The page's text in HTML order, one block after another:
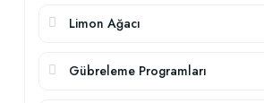
Limon Ağacı
Gübreleme Programları